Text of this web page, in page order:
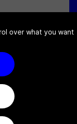
over what you want